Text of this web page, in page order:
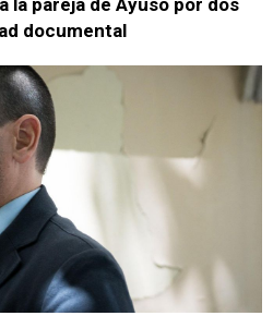
la pareja de Ayuso por dos
documental